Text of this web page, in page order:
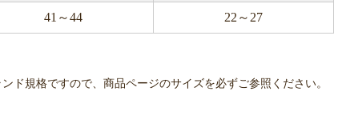
41～44 22～27
ド規格ですので、商品ページのサイズを必ずご参照ください。